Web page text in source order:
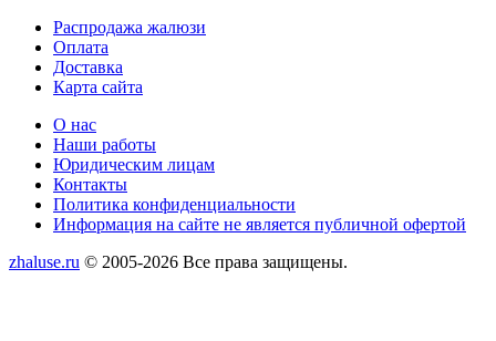
МенюРаспродажа жалюзи
Оплата
Доставка
Карта сайта
МенюО нас
Наши работы
Юридическим лицам
Контакты
Политика конфиденциальности
Информация на сайте не является публичной офертой
zhaluse.ru © 2005-2026 Все права защищены.